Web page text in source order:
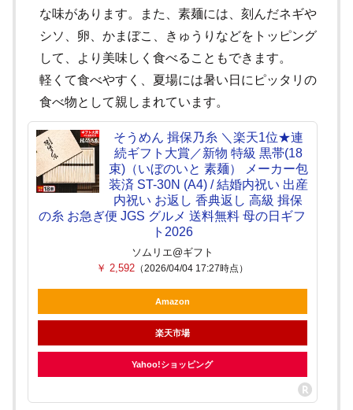
な味があります。また、素麺には、刻んだネギや
シソ、卵、かまぼこ、きゅうりなどをトッピング
して、より美味しく食べることもできます。
軽くて食べやすく、夏場には暑い日にピッタリの
食べ物として親しまれています。
そうめん 揖保乃糸 ＼楽天1位★連
続ギフト大賞／新物 特級 黒帯(18
束)（いぼのいと 素麺） メーカー包
装済 ST-30N (A4) / 結婚内祝い 出産
内祝い お返し 香典返し 高級 揖保
の糸 お急ぎ便 JGS グルメ 送料無料 母の日ギフ
ト2026
ソムリエ@ギフト
￥ 2,592 （2026/04/04 17:27時点）
Amazon
楽天市場
Yahoo!ショッピング